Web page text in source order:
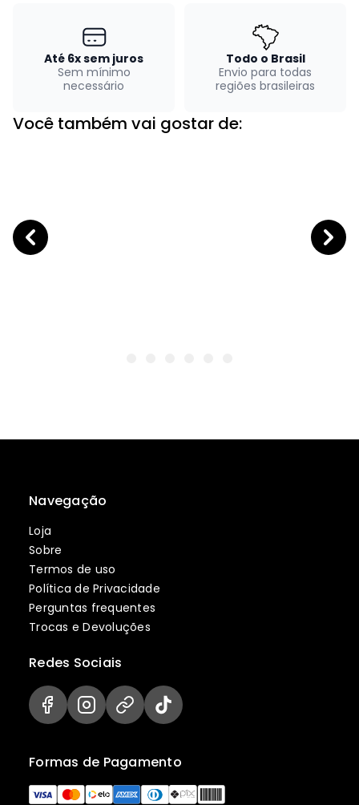
Até 6x sem juros
Sem mínimo
necessário
Todo o Brasil
Envio para todas
regiões brasileiras
Você também vai gostar de:
Navegação
Loja
Sobre
Termos de uso
Política de Privacidade
Perguntas frequentes
Trocas e Devoluções
Formas de Pagamento
Redes Sociais